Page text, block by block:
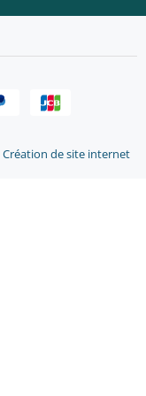
Création de site internet